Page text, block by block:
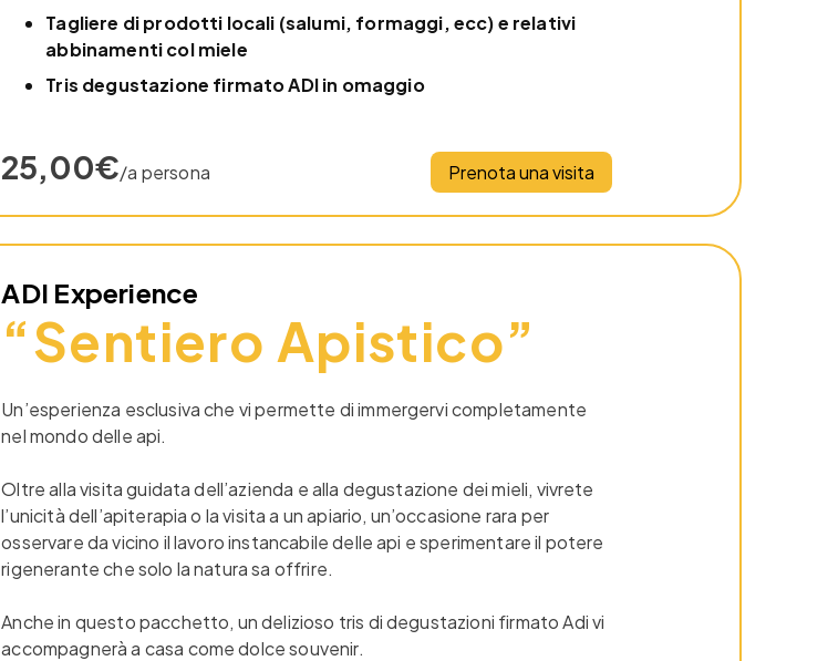
Tagliere di prodotti locali (salumi, formaggi, ecc) e relativi
abbinamenti col miele
Tris degustazione firmato ADI in omaggio
25,00€/a persona Prenota una visita
ADI Experience
“Sentiero Apistico”
Un’esperienza esclusiva che vi permette di immergervi completamente
nel mondo delle api.
Oltre alla visita guidata dell’azienda e alla degustazione dei mieli, vivrete
l’unicità dell’apiterapia o la visita a un apiario, un’occasione rara per
osservare da vicino il lavoro instancabile delle api e sperimentare il potere
rigenerante che solo la natura sa offrire.
Anche in questo pacchetto, un delizioso tris di degustazioni firmato Adi vi
accompagnerà a casa come dolce souvenir.